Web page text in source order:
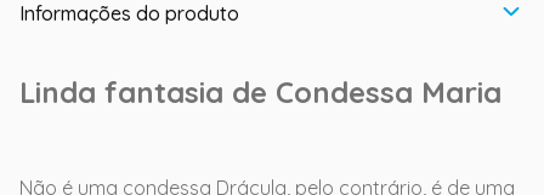
Informações do produto
Linda fantasia de Condessa Maria
Não é uma condessa Drácula, pelo contrário, é de uma